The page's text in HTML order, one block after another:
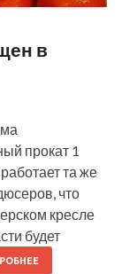
в
прокат 1
та же
что
кресле
будет